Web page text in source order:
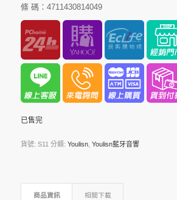
條 碼：4711430814049
已售完
貨號: S11 分類: Youlisn, Youlisn藍牙音響
商品資訊 相關下載